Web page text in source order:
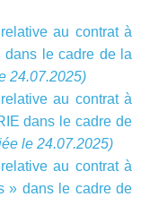
au contrat à
dans le cadre de la
24.07.2025)
au contrat à
dans le cadre de
le 24.07.2025)
au contrat à
» dans le cadre de